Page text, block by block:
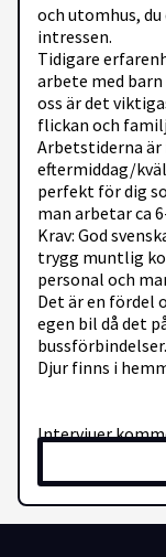
och utomhus,
intressen.
Tidigare
arbete med
oss är det
flickan och
Arbetstiderna
eftermiddag/
perfekt för dig
man arbetar ca
Krav: God
trygg muntlig
personal och
Det är en fördel
egen bil då det
bussförbindelser.
Djur finns i
Intervjuer
tjänsterna när
tjänster på ca
skriv gärna i din
av.